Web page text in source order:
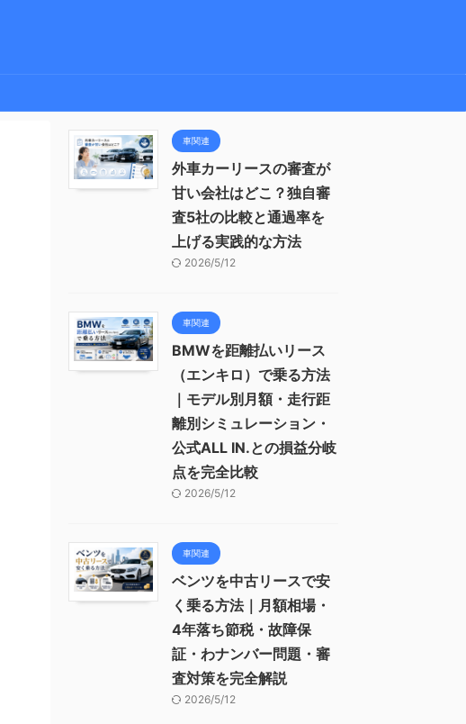
車関連
外車カーリースの審査が
甘い会社はどこ？独自審
査5社の比較と通過率を
上げる実践的な方法
2026/5/12
車関連
BMWを距離払いリース
（エンキロ）で乗る方法
｜モデル別月額・走行距
離別シミュレーション・
公式ALL IN.との損益分岐
点を完全比較
2026/5/12
車関連
ベンツを中古リースで安
く乗る方法｜月額相場・
4年落ち節税・故障保
証・わナンバー問題・審
査対策を完全解説
2026/5/12